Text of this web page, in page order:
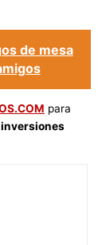
de mesa
para